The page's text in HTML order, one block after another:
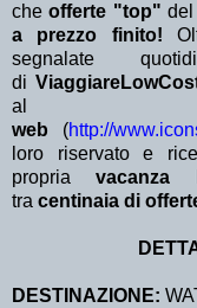
cheofferte "top" del
a prezzo finito!
segnalate
di
web (http://
loro riservato e
propriavacanza
tra centinaia di
DESTINAZIONE: